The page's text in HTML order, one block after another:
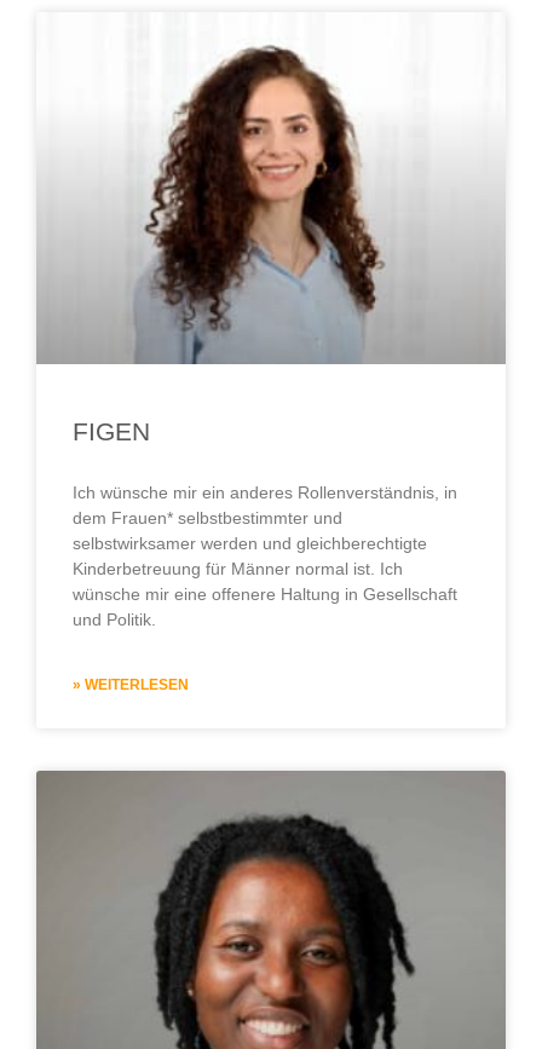
FIGEN
Ich wünsche mir ein anderes Rollenverständnis, in
dem Frauen* selbstbestimmter und
selbstwirksamer werden und gleichberechtigte
Kinderbetreuung für Männer normal ist. Ich
wünsche mir eine offenere Haltung in Gesellschaft
und Politik.
» WEITERLESEN